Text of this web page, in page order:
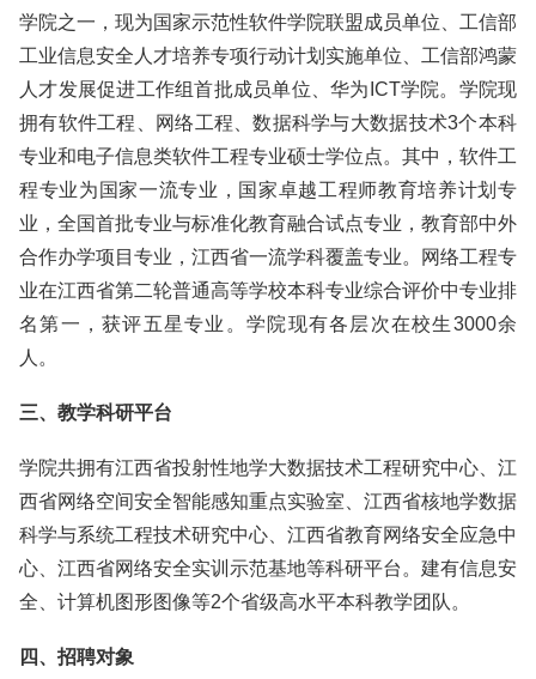
学院之一，现为国家示范性软件学院联盟成员单位、工信部
工业信息安全人才培养专项行动计划实施单位、工信部鸿蒙
人才发展促进工作组首批成员单位、华为ICT学院。学院现
拥有软件工程、网络工程、数据科学与大数据技术3个本科
专业和电子信息类软件工程专业硕士学位点。其中，软件工
程专业为国家一流专业，国家卓越工程师教育培养计划专
业，全国首批专业与标准化教育融合试点专业，教育部中外
合作办学项目专业，江西省一流学科覆盖专业。网络工程专
业在江西省第二轮普通高等学校本科专业综合评价中专业排
名第一，获评五星专业。学院现有各层次在校生3000余
人。
三、教学科研平台
学院共拥有江西省投射性地学大数据技术工程研究中心、江
西省网络空间安全智能感知重点实验室、江西省核地学数据
科学与系统工程技术研究中心、江西省教育网络安全应急中
心、江西省网络安全实训示范基地等科研平台。建有信息安
全、计算机图形图像等2个省级高水平本科教学团队。
四、招聘对象